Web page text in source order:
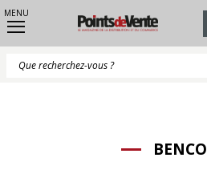
MENU
BENCO